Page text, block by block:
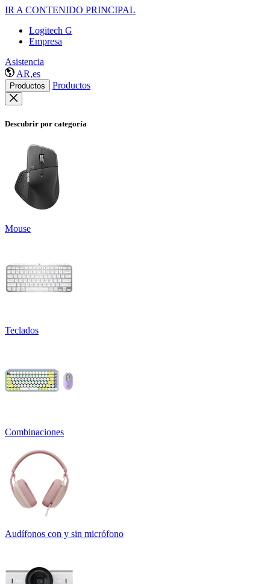
IR A CONTENIDO PRINCIPAL
Logitech G
Empresa
Asistencia
AR,es
Productos Productos
Descubrir por categoría
Mouse
Teclados
Combinaciones
Audífonos con y sin micrófono